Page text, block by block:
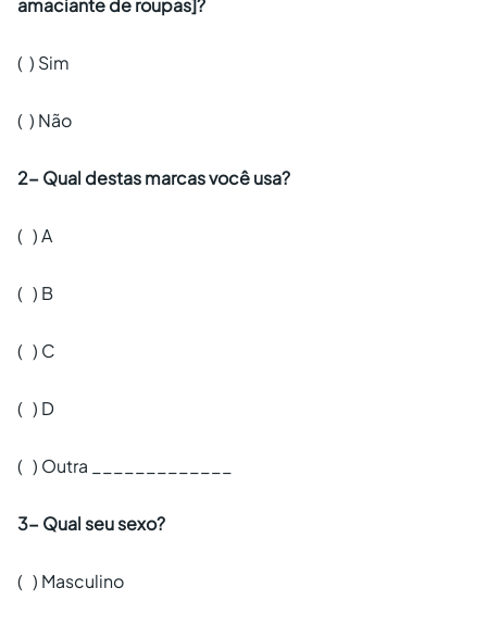
amaciante de roupas]?
( ) Sim
( ) Não
2- Qual destas marcas você usa?
( ) A
( ) B
( ) C
( ) D
( ) Outra _____________
3- Qual seu sexo?
( ) Masculino